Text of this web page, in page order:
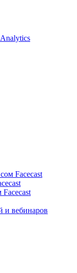
Facecast
и вебинаров